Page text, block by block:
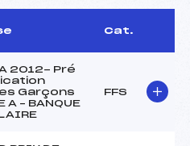
Cat.
2012- Pré
Garçons
A – BANQUE
FFS